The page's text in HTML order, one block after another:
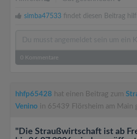
simba47533 findet diesen Beitrag
0 Kommentare
hhfp65428 hat einen Beitrag zum
Venino in 65439 Flörsheim am Main
"Die Straußwirtschaft ist ab